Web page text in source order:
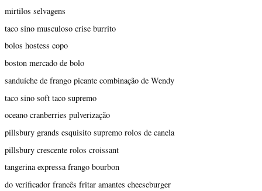
mirtilos selvagens
taco sino musculoso crise burrito
bolos hostess copo
boston mercado de bolo
sanduíche de frango picante combinação de Wendy
taco sino soft taco supremo
oceano cranberries pulverização
pillsbury grands esquisito supremo rolos de canela
pillsbury crescente rolos croissant
tangerina expressa frango bourbon
do verificador francês fritar amantes cheeseburger